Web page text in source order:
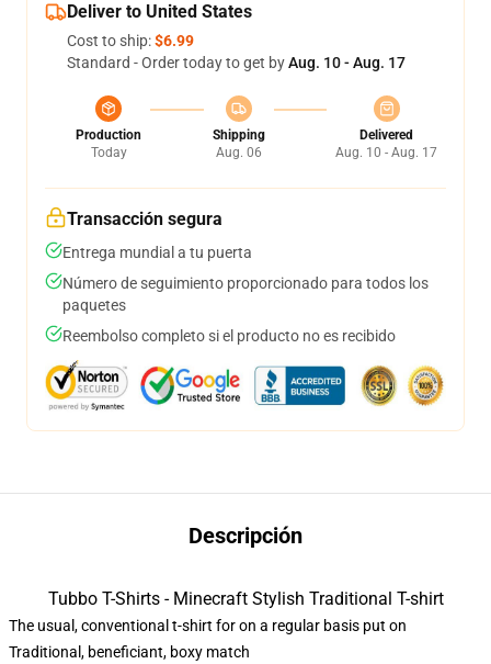
Deliver to United States
Cost to ship:$6.99
Standard - Order today to get byAug. 10 - Aug. 17
Production
Today
Shipping
Aug. 06
Delivered
Aug. 10 - Aug. 17
Transacción segura
Entrega mundial a tu puerta
Número de seguimiento proporcionado para todos los
paquetes
Reembolso completo si el producto no es recibido
Descripción
Tubbo T-Shirts - Minecraft Stylish Traditional T-shirt
The usual, conventional t-shirt for on a regular basis put on
Traditional, beneficiant, boxy match